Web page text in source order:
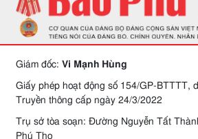
Giám đốc: Vi Mạnh Hùng
Giấy phép hoạt động số 154/GP-BTTTT,
Truyền thông cấp ngày 24/3/2022
Trụ sở tòa soạn: Đường Nguyễn Tất
Phú Thọ